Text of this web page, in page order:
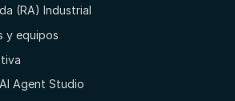
(RA) Industrial
y equipos
Agent Studio